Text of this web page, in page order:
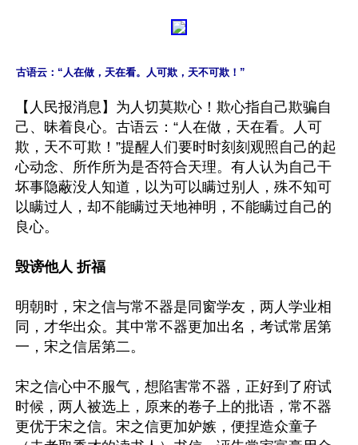
【人民报消息】为人切莫欺心！欺心指自己欺骗自
己、昧着良心。古语云：“人在做，天在看。人可
欺，天不可欺！”提醒人们要时时刻刻观照自己的起
心动念、所作所为是否符合天理。有人认为自己干
坏事隐蔽没人知道，以为可以瞒过别人，殊不知可
以瞒过人，却不能瞒过天地神明，不能瞒过自己的
良心。
毁谤他人 折福
明朝时，宋之信与常不器是同窗学友，两人学业相
同，才华出众。其中常不器更加出名，考试常居第
一，宋之信居第二。
宋之信心中不服气，想陷害常不器，正好到了府试
时候，两人被选上，原来的卷子上的批语，常不器
更优于宋之信。宋之信更加妒嫉，便捏造众童子